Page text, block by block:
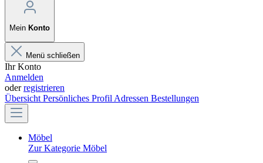
Mein Konto
Menü schließen
Ihr Konto
Anmelden
oderregistrieren
Übersicht Persönliches Profil Adressen Bestellungen
Möbel
Zur Kategorie Möbel